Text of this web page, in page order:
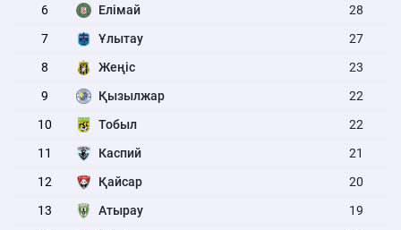
6
Елімай
28
7
Ұлытау
27
8
Жеңіс
23
9
Қызылжар
22
10
Тобыл
22
11
Каспий
21
12
Қайсар
20
13
Атырау
19